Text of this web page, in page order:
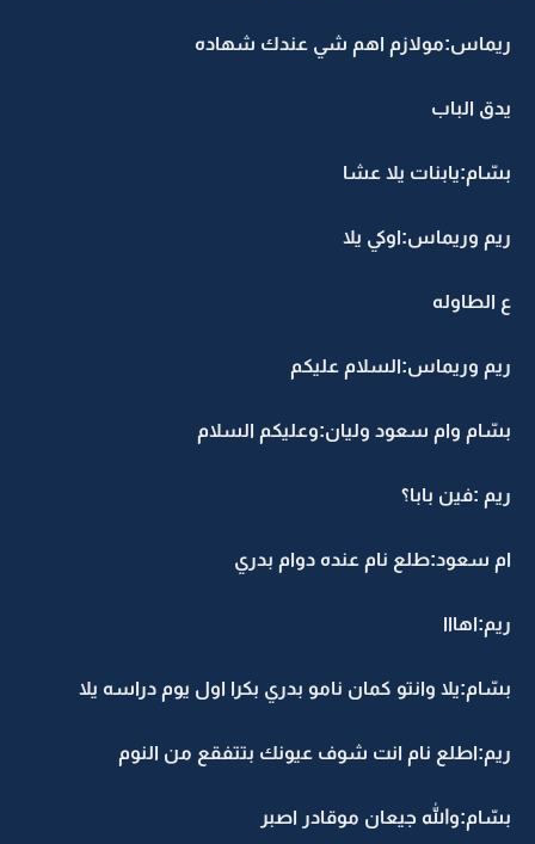
ريماس:مولازم اهم شي عندك شهاده
يدق الباب
بسّام:يابنات يلا عشا
ريم وريماس:اوكي يلا
ع الطاوله
ريم وريماس:السلام عليكم
بسّام وام سعود وليان:وعليكم السلام
ريم :فين بابا؟
ام سعود:طلع نام عنده دوام بدري
ريم:اهااا
بسّام:يلا وانتو كمان نامو بدري بكرا اول يوم دراسه يلا
ريم:اطلع نام انت شوف عيونك بتتفقع من النوم
بسّام:والله جيعان موقادر اصبر